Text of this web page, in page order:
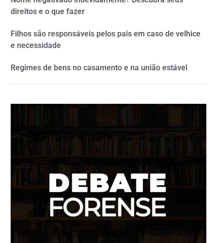
direitos e o que fazer
Filhos são responsáveis pelos pais em caso de velhice
e necessidade
Regimes de bens no casamento e na união estável